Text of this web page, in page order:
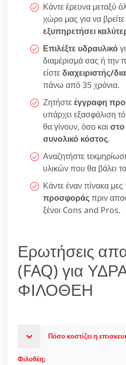
Κάντε έρευνα μεταξύ
χώρο μας για να
εξυπηρετήσει
Επιλέξτε υδραυλικό
διαμέρισμά σας ή την
είστεδιαχειριστής/
πάνω από 35 χρόνια.
Ζητήστεέγγραφη
υπάρχει εξασφάλιση
θα γίνουν, όσο και στο
συνολικό κόστος.
Αναζητήστε
υλικών που θα βάλει
Κάντε έναν πίνακα μες
προσφοράςπριν
ξένοι Cons and Pros.
Ερωτήσεις
(FAQ) για
ΦΙΛΟΘΕΗ
Πόσο κοστίζει η
Φιλοθέη;